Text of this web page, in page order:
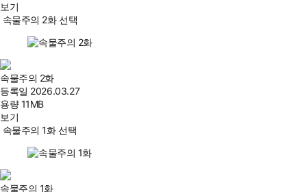
보기
속물주의 2화 선택
속물주의 2화
등록일 2026.03.27
용량11MB
보기
속물주의 1화 선택
속물주의 1화